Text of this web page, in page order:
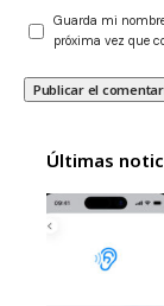
Guarda mi
próxima vez que
Últimas